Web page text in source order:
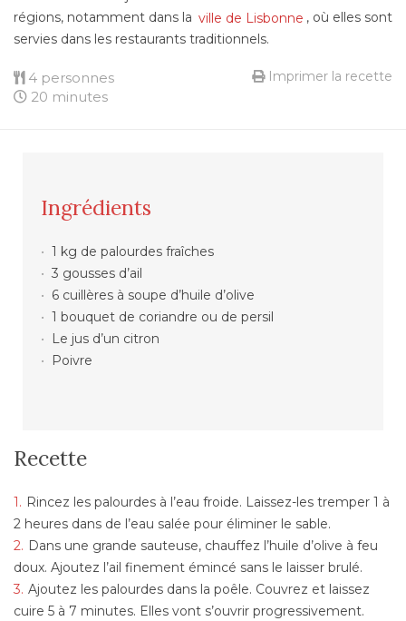
régions, notamment dans la ville de Lisbonne , où elles sont
servies dans les restaurants traditionnels.
4 personnes
20 minutes
Imprimer la recette
Ingrédients
1 kg de palourdes fraîches
3 gousses d’ail
6 cuillères à soupe d’huile d’olive
1 bouquet de coriandre ou de persil
Le jus d’un citron
Poivre
Recette
Rincez les palourdes à l’eau froide. Laissez-les tremper 1 à
2 heures dans de l’eau salée pour éliminer le sable.
Dans une grande sauteuse, chauffez l’huile d’olive à feu
doux. Ajoutez l’ail finement émincé sans le laisser brulé.
Ajoutez les palourdes dans la poêle. Couvrez et laissez
cuire 5 à 7 minutes. Elles vont s’ouvrir progressivement.